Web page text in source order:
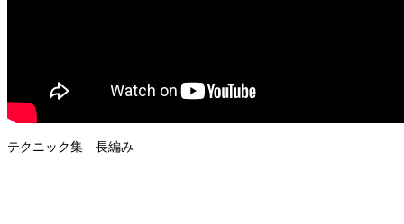
テクニック集 長編み